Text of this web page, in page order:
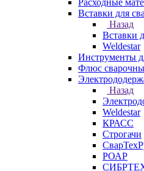
Расходные
Вставки для
Назад
Вставки
Weldestar
Инструменты
Флюс
Назад
Weldestar
КРАСС
Строгачи
РОАР